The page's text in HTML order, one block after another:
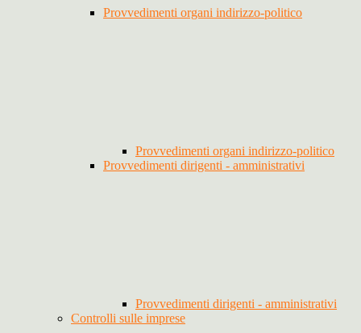
Provvedimenti organi indirizzo-politico
Provvedimenti organi indirizzo-politico
Provvedimenti dirigenti - amministrativi
Provvedimenti dirigenti - amministrativi
Controlli sulle imprese